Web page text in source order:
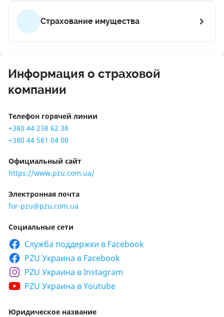
Страхование имущества
Информация о страховой
компании
Телефон горячей линии
+380 44 238 62 38
+380 44 581 04 00
Официальный сайт
https://www.pzu.com.ua/
Электронная почта
for-pzu@pzu.com.ua
Социальные сети
Cлужба поддержки в Facebook
PZU Украина в Facebook
PZU Украина в Instagram
PZU Украина в Youtube
Юридическое название